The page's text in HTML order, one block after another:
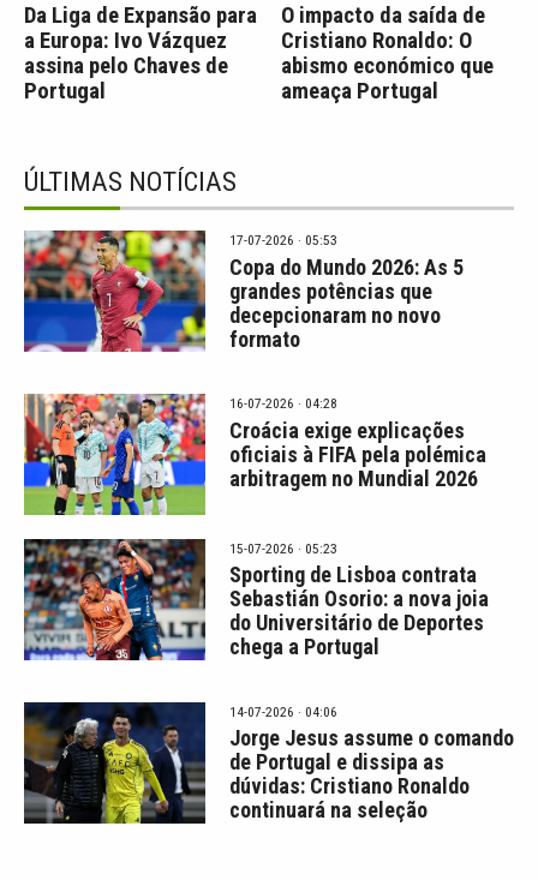
Da Liga de Expansão para
a Europa: Ivo Vázquez
assina pelo Chaves de
Portugal
O impacto da saída de
Cristiano Ronaldo: O
abismo económico que
ameaça Portugal
ÚLTIMAS NOTÍCIAS
17-07-2026 · 05:53
Copa do Mundo 2026: As 5
grandes potências que
decepcionaram no novo
formato
16-07-2026 · 04:28
Croácia exige explicações
oficiais à FIFA pela polémica
arbitragem no Mundial 2026
15-07-2026 · 05:23
Sporting de Lisboa contrata
Sebastián Osorio: a nova joia
do Universitário de Deportes
chega a Portugal
14-07-2026 · 04:06
Jorge Jesus assume o comando
de Portugal e dissipa as
dúvidas: Cristiano Ronaldo
continuará na seleção